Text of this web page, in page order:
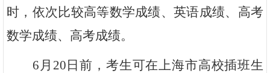
时，依次比较高等数学成绩、英语成绩、高考
数学成绩、高考成绩。
6 月20日前，考生可在上海市高校插班生